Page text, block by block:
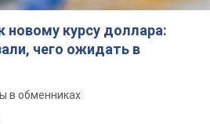
новому курсу доллара:
чего ожидать в
в обменниках